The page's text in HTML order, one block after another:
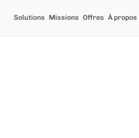
Solutions Missions Offres À propos